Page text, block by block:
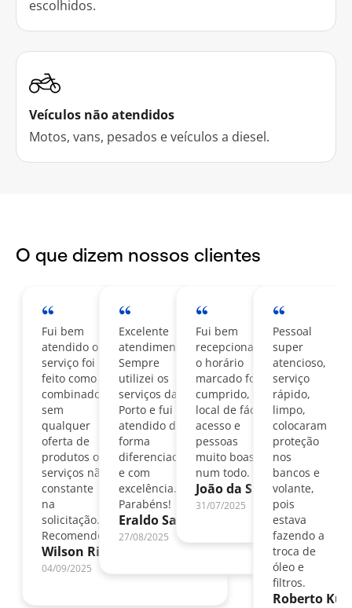
escolhidos.
Veículos não atendidos
Motos, vans, pesados e veículos a diesel.
O que dizem nossos clientes
Fui bem
atendido o
serviço foi
feito como
combinado,
sem
qualquer
oferta de
produtos ou
serviços não
constante
na
solicitação.
Recomendo!
Wilson Ribeiro
04/09/2025
Excelente
atendimento.
Sempre
utilizei os
serviços da
Porto e fui
atendido de
forma
diferenciada
e com
excelência.
Parabéns!
Eraldo Santos
27/08/2025
Fui bem
recepcionado,
o horário
marcado foi
cumprido,
local de fácil
acesso e
pessoas
muito boas
num todo.
João da Silva
31/07/2025
Pessoal
super
atencioso,
serviço
rápido,
limpo,
colocaram
proteção
nos
bancos e
volante,
pois
estava
fazendo a
troca de
óleo e
filtros.
Roberto